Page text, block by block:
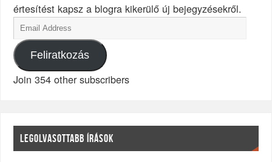
értesítést kapsz a blogra kikerülő új bejegyzésekről.
Feliratkozás
Join 354 other subscribers
LEGOLVASOTTABB ÍRÁSOK